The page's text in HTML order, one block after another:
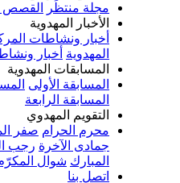
منتظَر
القصص المهدوية
المهدوية
ونشاطات المركز اصدارات
أخبار ونشاطات مهدوية
المهدوية
الأولى المسابقة الثانية
الرابعة
المهدوي
الحرام
صفر المظفّر ربيع
رجب المرجّب
شوال المكرّم ذي القعدة